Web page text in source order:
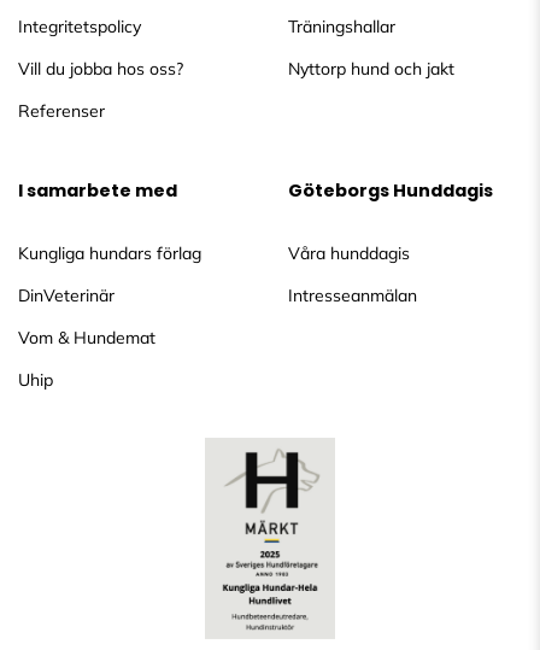
Integritetspolicy
Vill du jobba hos oss?
Referenser
Träningshallar
Nyttorp hund och jakt
I samarbete med
Kungliga hundars förlag
DinVeterinär
Vom & Hundemat
Uhip
Göteborgs Hunddagis
Våra hunddagis
Intresseanmälan